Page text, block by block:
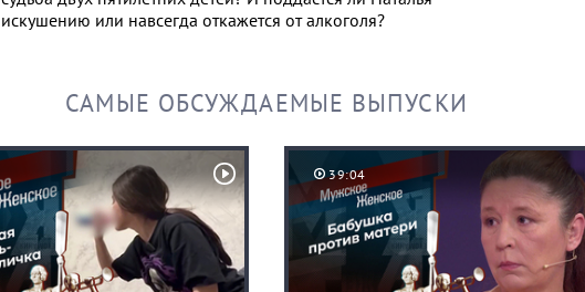
искушению или навсегда откажется от алкоголя?
САМЫЕ ОБСУЖДАЕМЫЕ ВЫПУСКИ
39:04